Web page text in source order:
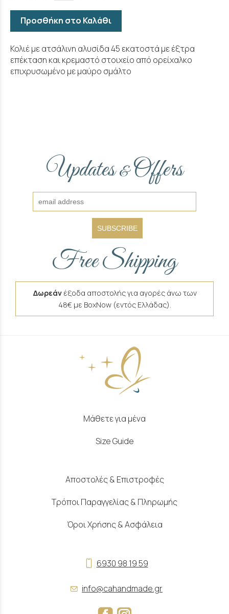
Προσθήκη στο Καλάθι
Κολιέ με ατσάλινη αλυσίδα 45 εκατοστά με έξτρα
επέκταση και κρεμαστό στοιχείο από ορείχαλκο
επιχρυσωμένο με μαύρο σμάλτο
Updates&Offers
SUBSCRIBE
Free Shipping
Δωρεάν έξοδα αποστολής για αγορές άνω των
48€ με BoxNow (εντός Ελλάδας).
Μάθετε για μένα
Size Guide
Αποστολές & Επιστροφές
Τρόποι Παραγγελίας & Πληρωμής
Όροι Χρήσης & Ασφάλεια
6930 98 19 59
info@cahandmade.gr